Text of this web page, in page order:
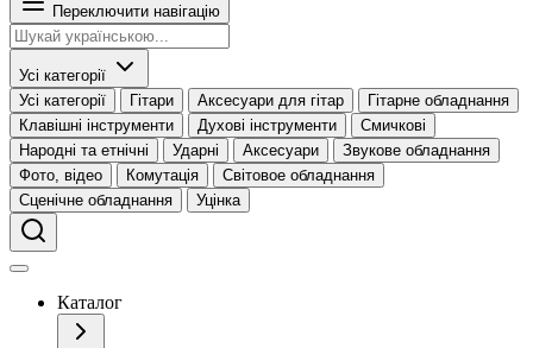
Переключити навігацію
Усі категорії
Усі категорії
Гітари Аксесуари для гітар
Гітарне обладнання
Клавішні інструменти
Духові інструменти
Смичкові
Народні та етнічні
Ударні Аксесуари
Звукове обладнання
Фото, відео
Комутація
Світовое обладнання
Сценічне обладнання
Уцінка
Каталог